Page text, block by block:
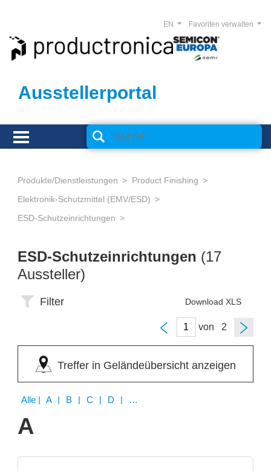
Ausstellerportal
Favoriten verwalten
EN
Produkte/Dienstleistungen
Product Finishing
Elektronik-Schutzmittel (EMV/ESD)
ESD-Schutzeinrichtungen
ESD-Schutzeinrichtungen (17
Aussteller)
Filter Download XLS
von
Treffer in Geländeübersicht anzeigen
Alle | A | B | C | D | E | I | L | M | Q | S | W
A